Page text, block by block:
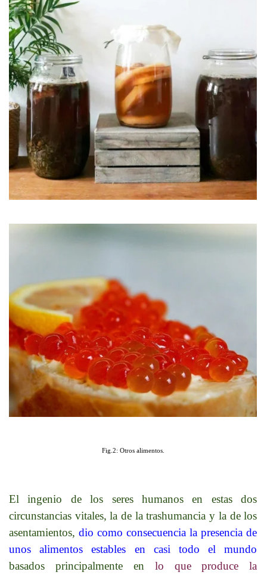
Fig.2: Otros alimentos.
El ingenio de los seres humanos en estas dos
circunstancias vitales, la de la trashumancia y la de los
asentamientos,dio como consecuencia la presencia de
unos alimentos estables en casi todo el mundo
basados principalmente en lo que produce la